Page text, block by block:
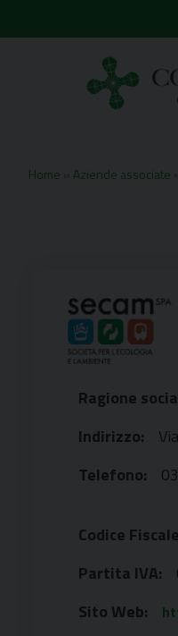
to
Home Aziende associate
Ragione
Indirizzo:
Telefono:
Codice
Partita IVA:
Sito Web: